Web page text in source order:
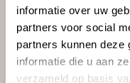
informatie over uw
partners voor social
partners kunnen deze
informatie die u aan
verzameld op basis
RT